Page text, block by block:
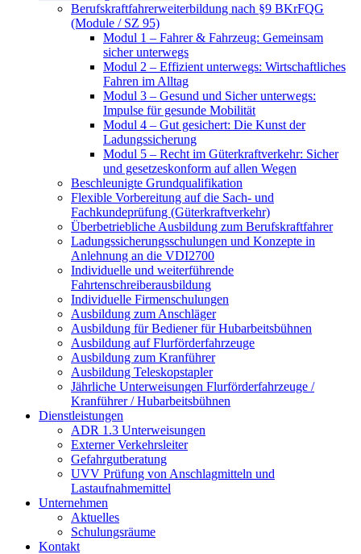
Berufskraftfahrer­weiterbildung nach §9 BKrFQG
(Module / SZ 95)
Modul 1 – Fahrer & Fahrzeug: Gemeinsam
sicher unterwegs
Modul 2 – Effizient unterwegs: Wirtschaftliches
Fahren im Alltag
Modul 3 – Gesund und Sicher unterwegs:
Impulse für gesunde Mobilität
Modul 4 – Gut gesichert: Die Kunst der
Ladungssicherung
Modul 5 – Recht im Güterkraftverkehr: Sicher
und gesetzeskonform auf allen Wegen
Beschleunigte Grundqualifikation
Flexible Vorbereitung auf die Sach- und
Fachkundeprüfung (Güterkraftverkehr)
Überbetriebliche Ausbildung zum Berufskraftfahrer
Ladungssicherungsschulungen und Konzepte in
Anlehnung an die VDI2700
Individuelle und weiterführende
Fahrtenschreiberausbildung
Individuelle Firmenschulungen
Ausbildung zum Anschläger
Ausbildung für Bediener für Hubarbeitsbühnen
Ausbildung auf Flurförderfahrzeuge
Ausbildung zum Kranführer
Ausbildung Teleskopstapler
Jährliche Unterweisungen Flurförderfahrzeuge /
Kranführer / Hubarbeitsbühnen
Dienstleistungen
ADR 1.3 Unterweisungen
Externer Verkehrsleiter
Gefahrgutberatung
UVV Prüfung von Anschlagmitteln und
Lastaufnahmemittel
Unternehmen
Aktuelles
Schulungsräume
Kontakt